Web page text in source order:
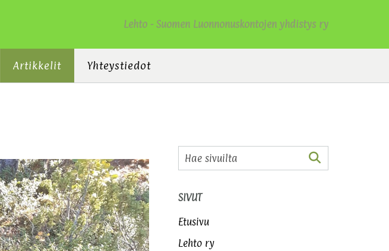
Lehto - Suomen Luonnonuskontojen yhdistys ry
Artikkelit Yhteystiedot
SIVUT
Etusivu
Lehto ry